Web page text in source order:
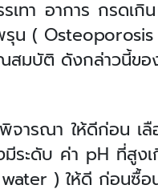
เทา อาการ กรดเ
รุน (
มบัติ ดังกล่าวนี้ขอ
จารณา ให้ดีก่อน เ
ระดับ ค่า pH ที่สูงเ
) ให้ดี ก่อนซื้อ